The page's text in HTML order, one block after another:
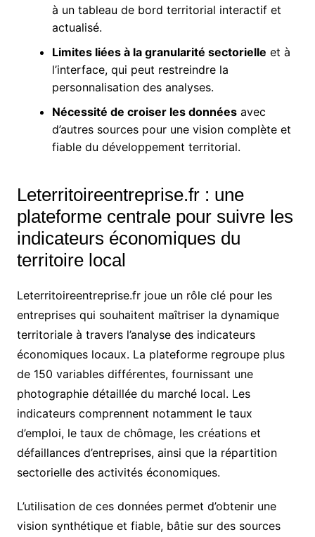
à un tableau de bord territorial interactif et
actualisé.
Limites liées à la granularité sectorielle et à
l’interface, qui peut restreindre la
personnalisation des analyses.
Nécessité de croiser les donnéesavec
d’autres sources pour une vision complète et
fiable du développement territorial.
Leterritoireentreprise.fr : une
plateforme centrale pour suivre les
indicateurs économiques du
territoire local
Leterritoireentreprise.fr joue un rôle clé pour les
entreprises qui souhaitent maîtriser la dynamique
territoriale à travers l’analyse des indicateurs
économiques locaux. La plateforme regroupe plus
de 150 variables différentes, fournissant une
photographie détaillée du marché local. Les
indicateurs comprennent notamment le taux
d’emploi, le taux de chômage, les créations et
défaillances d’entreprises, ainsi que la répartition
sectorielle des activités économiques.
L’utilisation de ces données permet d’obtenir une
vision synthétique et fiable, bâtie sur des sources